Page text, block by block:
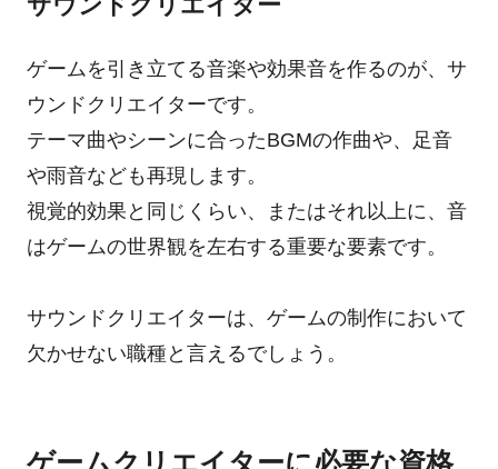
サウンドクリエイター
ゲームを引き立てる音楽や効果音を作るのが、サ
ウンドクリエイターです。
テーマ曲やシーンに合ったBGMの作曲や、足音
や雨音なども再現します。
視覚的効果と同じくらい、またはそれ以上に、音
はゲームの世界観を左右する重要な要素です。
サウンドクリエイターは、ゲームの制作において
欠かせない職種と言えるでしょう。
ゲームクリエイターに必要な資格